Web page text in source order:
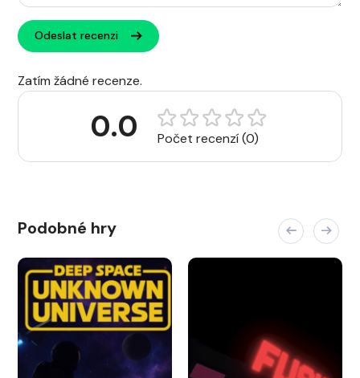
Odeslat recenzi
Zatím žádné recenze.
0.0 Počet recenzí (0)
Podobné hry